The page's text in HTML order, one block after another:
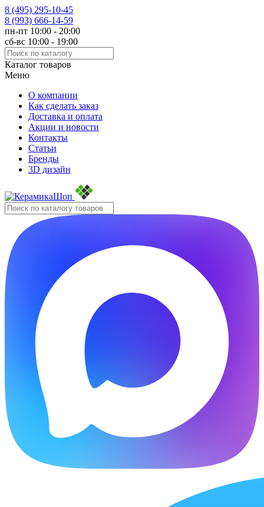
8 (495) 295-10-45
8 (993) 666-14-59
пн-пт 10:00 - 20:00
сб-вс 10:00 - 19:00
Каталог товаров
Меню
О компании
Как сделать заказ
Доставка и оплата
Акции и новости
Контакты
Статьи
Бренды
3D дизайн